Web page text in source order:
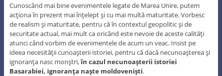
Cunoscând mai bine evenimentele legate de Marea Unire, putem
acţiona în prezent mai înţelept şi cu mai multă maturitate. Vorbesc
de realism şi maturitate, pentru că în contextul geopolitic şi de
securitate actual, mai mult ca oricând este nevoie de aceste calităţi
atunci când vorbim de evenimentele de acum un veac. Insist pe
ideea necesităţii cunoaşterii istoriei, pentru că dacă necunoaşterea şi
ignoranţa nasc monştri,în cazul necunoaşterii istoriei
Basarabiei, ignoranţa naşte moldovenişti.